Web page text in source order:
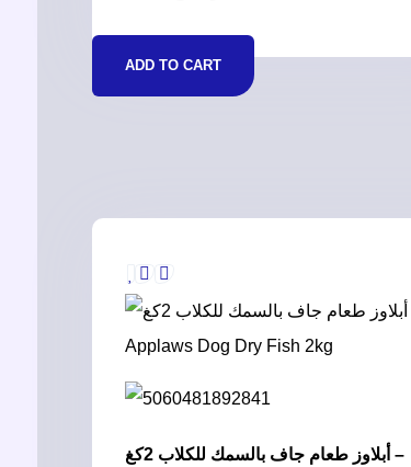
ADD TO CART
أبلاوز طعام جاف بالسمك للكلاب 2كغ –